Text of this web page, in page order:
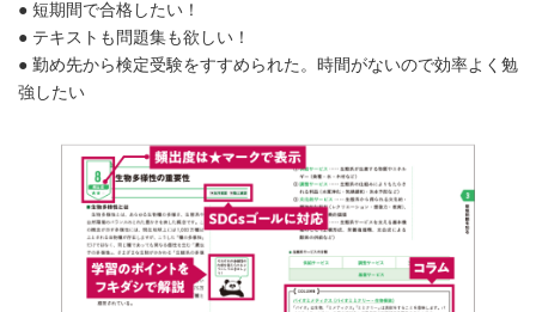
● 短期間で合格したい！
● テキストも問題集も欲しい！
● 勤め先から検定受験をすすめられた。時間がないので効率よく勉
強したい